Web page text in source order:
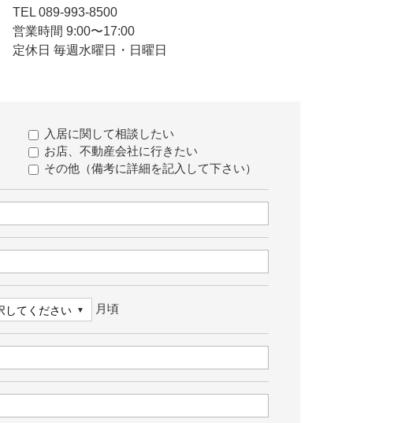
TEL 089-993-8500
営業時間 9:00〜17:00
定休日 毎週水曜日・日曜日
入居に関して相談したい
お店、不動産会社に行きたい
その他（備考に詳細を記入して下さい）
月頃